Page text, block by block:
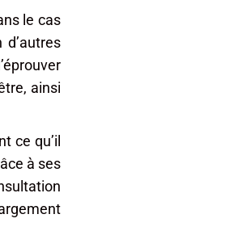
le cas
ainsi
ce qu’il
à ses